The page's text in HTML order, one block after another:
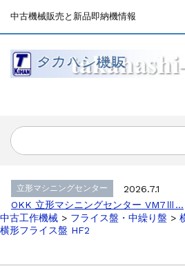
中古機械販売と新品即納機情報
森精機 立形マシニングセンター NV50...
立形マシニングセンター
2026.7.1
立形マシニングセンター
2026.7.1
OKK 立形マシニングセンター VM7Ⅲ...
販売 買取
2026.6.29
ブラザー SPEEDIO W1000Xd...
中古工作機械 > フライス盤・中繰り盤 >
横形フライス盤 HF2